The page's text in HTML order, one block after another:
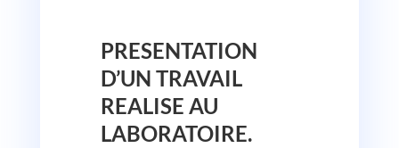
PRESENTATION
D’UN TRAVAIL
REALISE AU
LABORATOIRE.